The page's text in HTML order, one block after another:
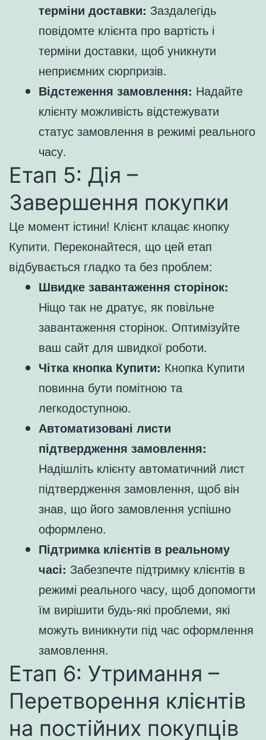
терміни доставки: Заздалегідь
повідомте клієнта про вартість і
терміни доставки, щоб уникнути
неприємних сюрпризів.
Відстеження замовлення: Надайте
клієнту можливість відстежувати
статус замовлення в режимі реального
часу.
Етап 5: Дія –
Завершення покупки
Це момент істини! Клієнт клацає кнопку
Купити. Переконайтеся, що цей етап
відбувається гладко та без проблем:
Швидке завантаження сторінок:
Ніщо так не дратує, як повільне
завантаження сторінок. Оптимізуйте
ваш сайт для швидкої роботи.
Чітка кнопка Купити: Кнопка Купити
повинна бути помітною та
легкодоступною.
Автоматизовані листи
підтвердження замовлення:
Надішліть клієнту автоматичний лист
підтвердження замовлення, щоб він
знав, що його замовлення успішно
оформлено.
Підтримка клієнтів в реальному
часі: Забезпечте підтримку клієнтів в
режимі реального часу, щоб допомогти
їм вирішити будь-які проблеми, які
можуть виникнути під час оформлення
замовлення.
Етап 6: Утримання –
Перетворення клієнтів
на постійних покупців